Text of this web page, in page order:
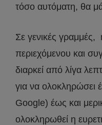
τόσο αυτόματη, θα
Σε γενικές γραμμές,
περιεχόμενου και
διαρκεί από λίγα
για να ολοκληρώσει
Google) έως και
ολοκληρωθεί η